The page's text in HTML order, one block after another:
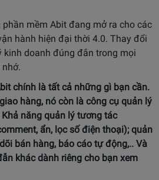
mềm Abit đang mở ra cho các
hành hiện đại thời 4.0. Thay đổi
kinh doanh đúng đắn trong mọi
chính là tất cả những gì bạn cần.
hàng, nó còn là công cụ quản lý
năng quản lý tương tác
ẩn, lọc số điện thoại); quản
bán hàng, báo cáo tự động,.. Và
khác dành riêng cho bạn xem